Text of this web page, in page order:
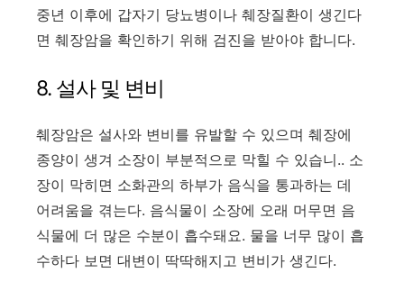
중년 이후에 갑자기 당뇨병이나 췌장질환이 생긴다
면 췌장암을 확인하기 위해 검진을 받아야 합니다.
8. 설사 및 변비
췌장암은 설사와 변비를 유발할 수 있으며 췌장에
종양이 생겨 소장이 부분적으로 막힐 수 있습니.. 소
장이 막히면 소화관의 하부가 음식을 통과하는 데
어려움을 겪는다. 음식물이 소장에 오래 머무면 음
식물에 더 많은 수분이 흡수돼요. 물을 너무 많이 흡
수하다 보면 대변이 딱딱해지고 변비가 생긴다.